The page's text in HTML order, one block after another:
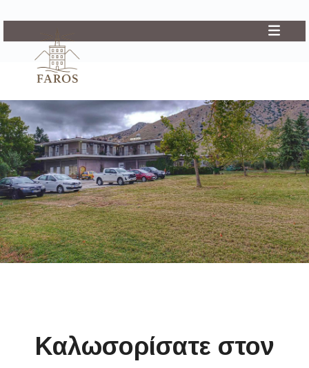
Καλωσορίσατε στον